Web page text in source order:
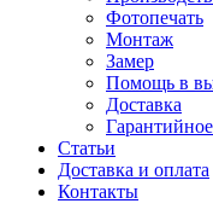
Фотопечать
Монтаж
Замер
Помощь в
Доставка
Статьи
Доставка и оплата
Контакты